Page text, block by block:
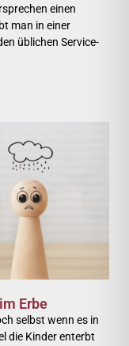
einen
man in einer
üblichen Service-
Erbe
selbst wenn es in
die Kinder enterbt